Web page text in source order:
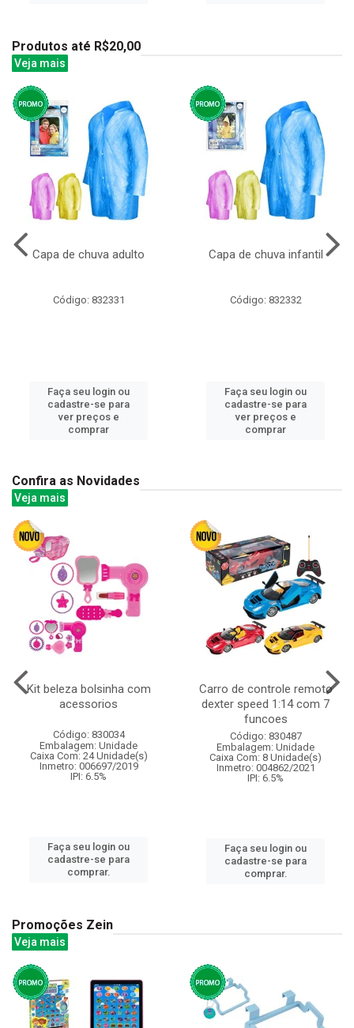
Produtos até R$20,00
Veja mais
Capa de chuva adulto
Código: 832331
Faça seu login ou
cadastre-se para
ver preços e
comprar
Capa de chuva infantil
Código: 832332
Faça seu login ou
cadastre-se para
ver preços e
comprar
Confira as Novidades
Veja mais
Kit beleza bolsinha com
acessorios
Código: 830034
Embalagem: Unidade
Caixa Com: 24 Unidade(s)
Inmetro: 006697/2019
IPI: 6.5%
Faça seu login ou
cadastre-se para
comprar.
Carro de controle remoto
dexter speed 1:14 com 7
funcoes
Código: 830487
Embalagem: Unidade
Caixa Com: 8 Unidade(s)
Inmetro: 004862/2021
IPI: 6.5%
Faça seu login ou
cadastre-se para
comprar.
Promoções Zein
Veja mais